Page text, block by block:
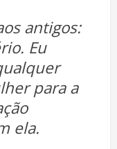
antigos:
Eu
para a
ela.